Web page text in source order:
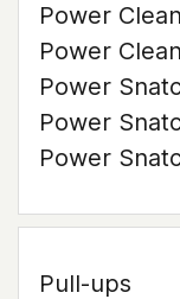
Power
Power
Power
Power
Power
Pull-ups